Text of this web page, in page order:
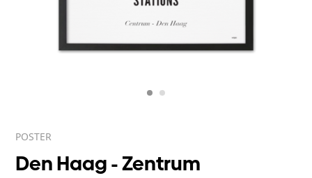
POSTER
Den Haag - Zentrum